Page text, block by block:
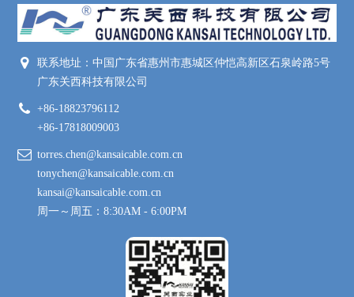
联系地址：中国广东省惠州市惠城区仲恺高新区石泉岭路5号
广东关西科技有限公司
+86-18823796112
+86-17818009003
torres.chen@kansaicable.com.cn
tonychen@kansaicable.com.cn
kansai@kansaicable.com.cn
周一～周五：8:30AM - 6:00PM